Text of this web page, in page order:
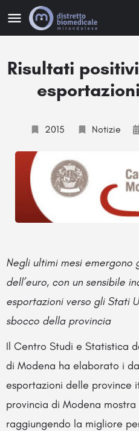
Risultati
2015 Notizie
Negli ultimi mesi
dell’euro, con un sensibile
esportazioni verso gli Stati
sbocco della provincia
Il Centro Studi e Statistica
di Modena ha elaborato i
esportazioni delle province
provincia di Modena
raggiungendo la migliore